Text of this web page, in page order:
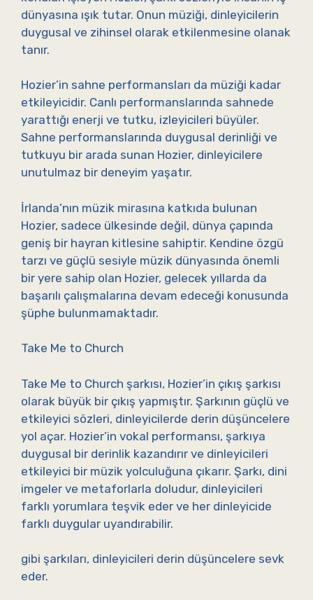
dünyasına ışık tutar. Onun müziği, dinleyicilerin
duygusal ve zihinsel olarak etkilenmesine olanak
tanır.
Hozier’in sahne performansları da müziği kadar
etkileyicidir. Canlı performanslarında sahnede
yarattığı enerji ve tutku, izleyicileri büyüler.
Sahne performanslarında duygusal derinliği ve
tutkuyu bir arada sunan Hozier, dinleyicilere
unutulmaz bir deneyim yaşatır.
İrlanda’nın müzik mirasına katkıda bulunan
Hozier, sadece ülkesinde değil, dünya çapında
geniş bir hayran kitlesine sahiptir. Kendine özgü
tarzı ve güçlü sesiyle müzik dünyasında önemli
bir yere sahip olan Hozier, gelecek yıllarda da
başarılı çalışmalarına devam edeceği konusunda
şüphe bulunmamaktadır.
Take Me to Church
Take Me to Church şarkısı, Hozier’in çıkış şarkısı
olarak büyük bir çıkış yapmıştır. Şarkının güçlü ve
etkileyici sözleri, dinleyicilerde derin düşüncelere
yol açar. Hozier’in vokal performansı, şarkıya
duygusal bir derinlik kazandırır ve dinleyicileri
etkileyici bir müzik yolculuğuna çıkarır. Şarkı, dini
imgeler ve metaforlarla doludur, dinleyicileri
farklı yorumlara teşvik eder ve her dinleyicide
farklı duygular uyandırabilir.
gibi şarkıları, dinleyicileri derin düşüncelere sevk
eder.